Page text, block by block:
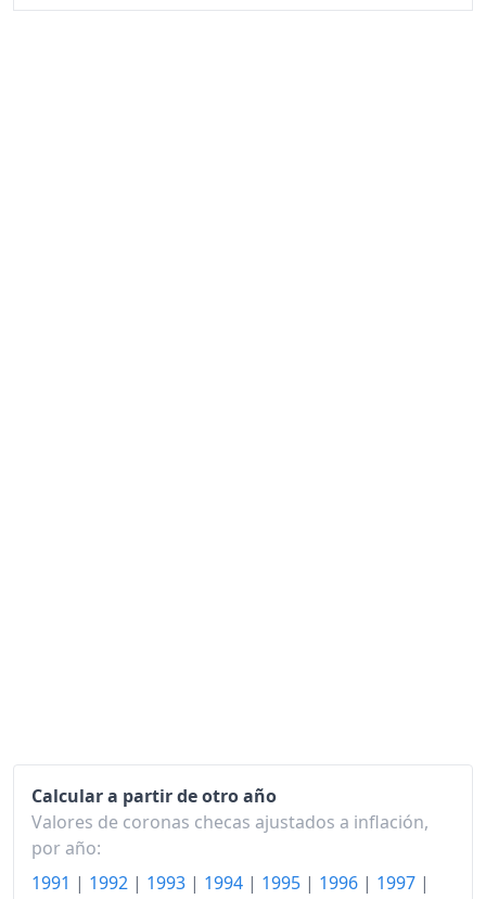
2017
236.50
Calcular a partir de otro año
Valores de coronas checas ajustados a inflación,
por año:
1991 | 1992 | 1993 | 1994 | 1995 | 1996 | 1997 |